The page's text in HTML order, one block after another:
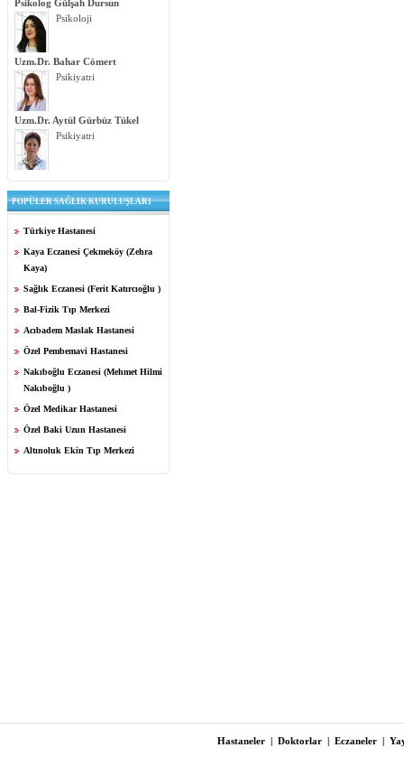
Psikolog Gülşah Dursun
Psikoloji
Uzm.Dr. Bahar Cömert
Psikiyatri
Uzm.Dr. Aytül Gürbüz Tükel
Psikiyatri
POPÜLER SAĞLIK KURULUŞLARI
Türkiye Hastanesi
Kaya Eczanesi Çekmeköy (Zehra
Kaya)
Sağlık Eczanesi (Ferit Katırcıoğlu )
Bal-Fizik Tıp Merkezi
Acıbadem Maslak Hastanesi
Özel Pembemavi Hastanesi
Nakıboğlu Eczanesi (Mehmet Hilmi
Nakıboğlu )
Özel Medikar Hastanesi
Özel Baki Uzun Hastanesi
Altınoluk Ekin Tıp Merkezi
Hastaneler | Doktorlar | Eczaneler |